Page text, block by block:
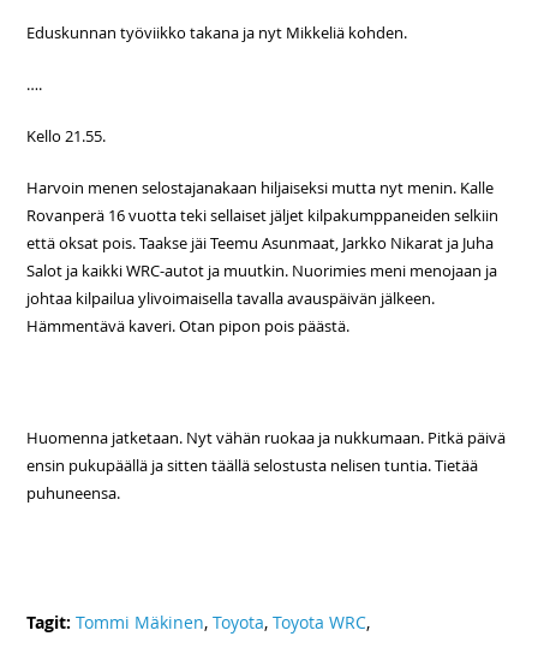
Eduskunnan työviikko takana ja nyt Mikkeliä kohden.
….
Kello 21.55.
Harvoin menen selostajanakaan hiljaiseksi mutta nyt menin. Kalle
Rovanperä 16 vuotta teki sellaiset jäljet kilpakumppaneiden selkiin
että oksat pois. Taakse jäi Teemu Asunmaat, Jarkko Nikarat ja Juha
Salot ja kaikki WRC-autot ja muutkin. Nuorimies meni menojaan ja
johtaa kilpailua ylivoimaisella tavalla avauspäivän jälkeen.
Hämmentävä kaveri. Otan pipon pois päästä.
Huomenna jatketaan. Nyt vähän ruokaa ja nukkumaan. Pitkä päivä
ensin pukupäällä ja sitten täällä selostusta nelisen tuntia. Tietää
puhuneensa.
Tagit:Tommi Mäkinen,Toyota,Toyota WRC,